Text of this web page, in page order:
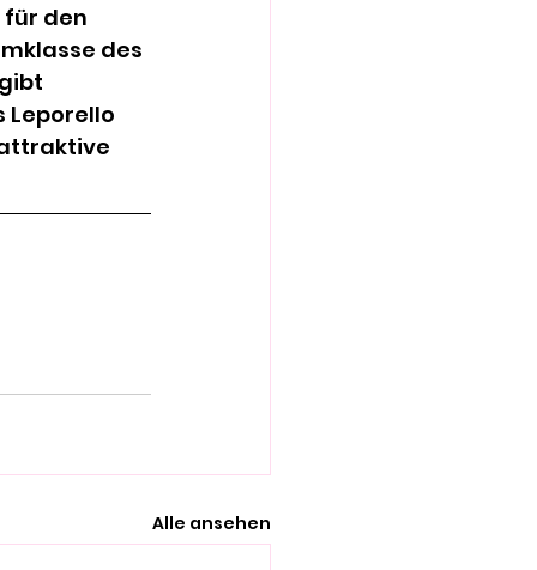
den
des
Leporello
Alle ansehen